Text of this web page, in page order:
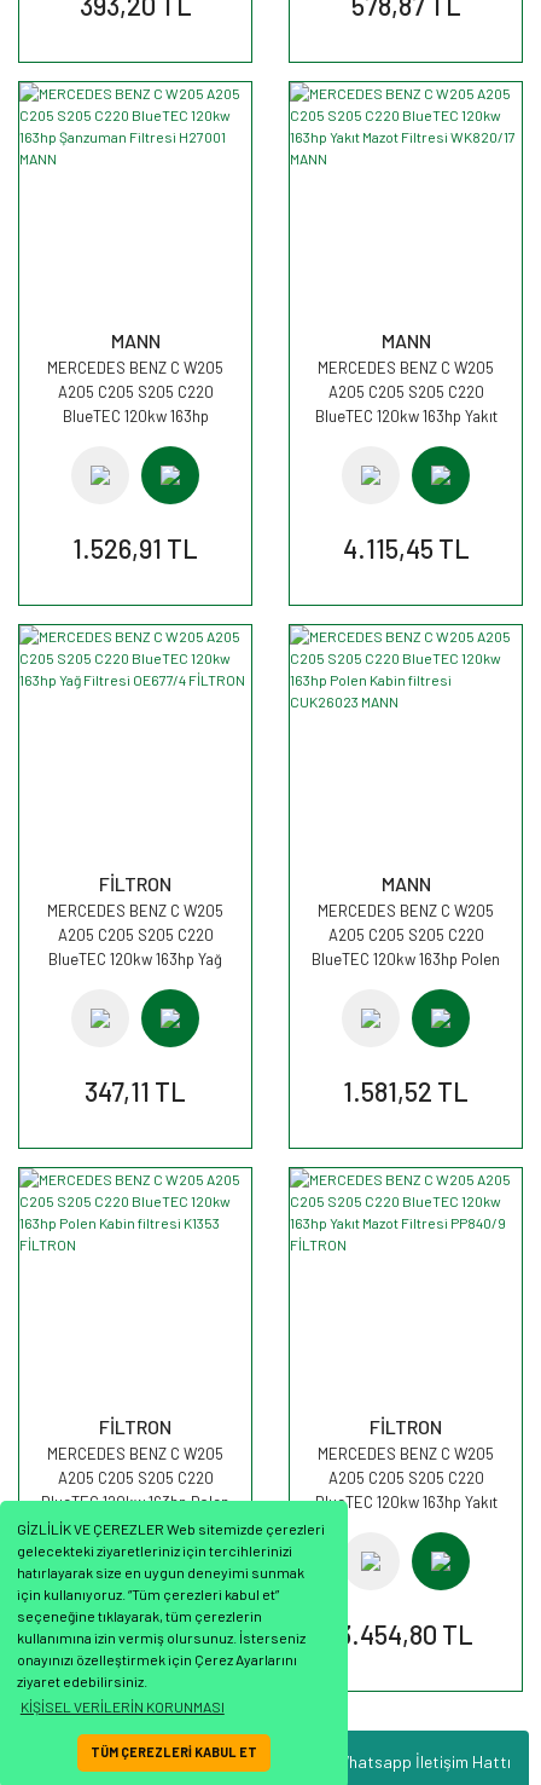
GİZLİLİK VE ÇEREZLER Web sitemizde çerezleri
gelecekteki ziyaretleriniz için tercihlerinizi
hatırlayarak size en uygun deneyimi sunmak
için kullanıyoruz. “Tüm çerezleri kabul et”
seçeneğine tıklayarak, tüm çerezlerin
kullanımına izin vermiş olursunuz. İsterseniz
onayınızı özelleştirmek için Çerez Ayarlarını
ziyaret edebilirsiniz.
KİŞİSEL VERİLERİN KORUNMASI
TÜM ÇEREZLERİ KABUL ET Whatsapp İletişim Hattı
MANN
MERCEDES BENZ C W205
A205 C205 S205 C220
BlueTEC 120kw 163hp
MANN
1.526,91 TL
MANN
MERCEDES BENZ C W205
A205 C205 S205 C220
BlueTEC 120kw 163hp Yakıt
4.115,45 TL
FİLTRON
MERCEDES BENZ C W205
A205 C205 S205 C220
BlueTEC 120kw 163hp Yağ
347,11 TL
MANN
MERCEDES BENZ C W205
A205 C205 S205 C220
BlueTEC 120kw 163hp Polen
1.581,52 TL
FİLTRON
MERCEDES BENZ C W205
A205 C205 S205 C220
BlueTEC 120kw 163hp Polen
Kabin filtresi K1353 FİLTRON
446,90 TL
FİLTRON
MERCEDES BENZ C W205
A205 C205 S205 C220
BlueTEC 120kw 163hp Yakıt
FİLTRON
3.454,80 TL